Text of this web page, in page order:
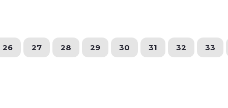
26 27 28 29 30 31 32 33